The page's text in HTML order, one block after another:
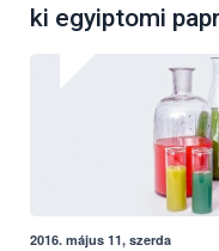
ki egyiptomi
2016. május 11, szerda